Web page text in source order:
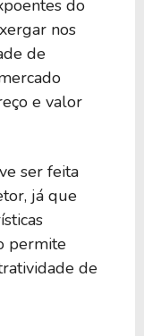
do
nos
de
e valor
ser feita
já que
permite
de